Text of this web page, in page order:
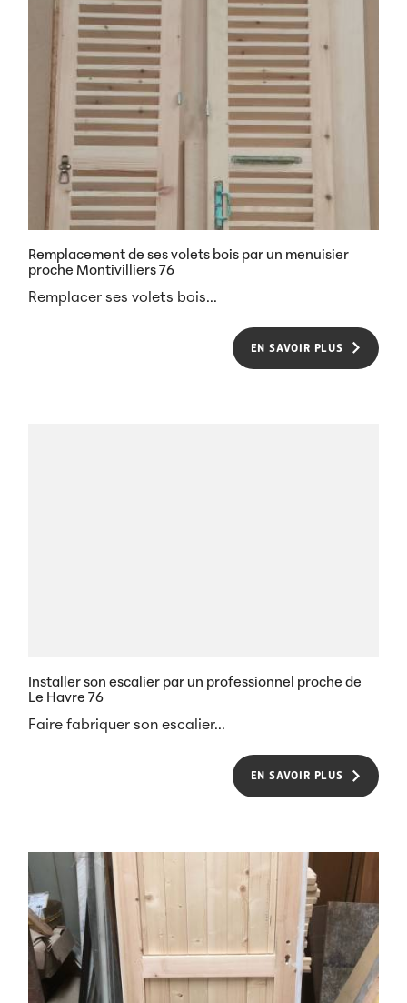
Remplacement de ses volets bois par un menuisier
proche Montivilliers 76
Remplacer ses volets bois...
EN SAVOIR PLUS
Installer son escalier par un professionnel proche de
Le Havre 76
Faire fabriquer son escalier...
EN SAVOIR PLUS